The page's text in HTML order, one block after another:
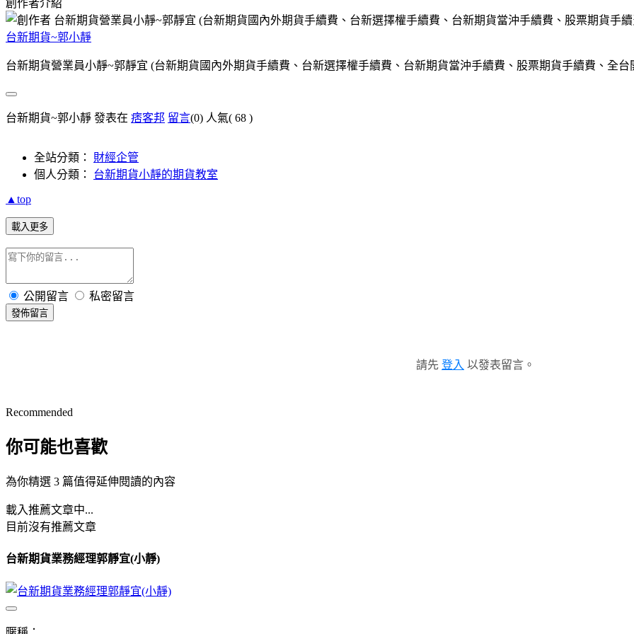
創作者介紹
台新期貨~郭小靜
台新期貨營業員小靜~郭靜宜 (台新期貨國內外期貨手續費、台新選擇權手續費、台新期貨當沖手續費、股票期貨手續費、全台
台新期貨~郭小靜 發表在 痞客邦 留言(0) 人氣( 68 )
全站分類： 財經企管
個人分類： 台新期貨小靜的期貨教室
▲top
載入更多
公開留言 私密留言
發佈留言
請先 登入 以發表留言。
Recommended
你可能也喜歡
為你精選 3 篇值得延伸閱讀的內容
載入推薦文章中...
目前沒有推薦文章
台新期貨業務經理郭靜宜(小靜)